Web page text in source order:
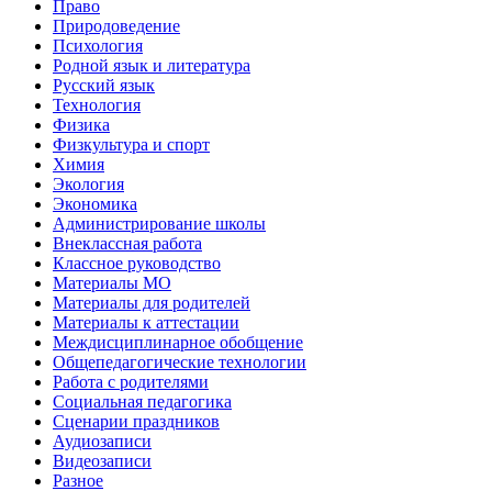
Право
Природоведение
Психология
Родной язык и литература
Русский язык
Технология
Физика
Физкультура и спорт
Химия
Экология
Экономика
Администрирование школы
Внеклассная работа
Классное руководство
Материалы МО
Материалы для родителей
Материалы к аттестации
Междисциплинарное обобщение
Общепедагогические технологии
Работа с родителями
Социальная педагогика
Сценарии праздников
Аудиозаписи
Видеозаписи
Разное